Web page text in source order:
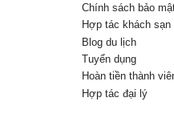
Chính sách bảo
Hợp tác khách sạn
Blog du lịch
Tuyển dụng
Hoàn tiền thành
Hợp tác đại lý